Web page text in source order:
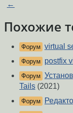
←
Похожие
Форум virtual
Форум postfix
Форум
Tails (2021)
Форум